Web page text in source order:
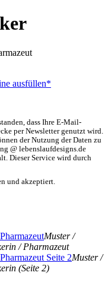
ausfüllen*
dass Ihre E-Mail-
per Newsletter genutzt wird.
der Nutzung der Daten zu
@ lebenslaufdesigns.de
Dieser Service wird durch
und akzeptiert.
Muster /
/ Pharmazeut
Muster /
(Seite 2)